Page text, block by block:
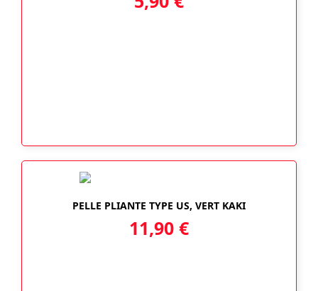
PELLE PLIANTE TYPE US, VERT KAKI
11,90 €